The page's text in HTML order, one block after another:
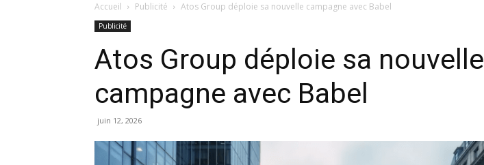
Accueil Publicité Atos Group déploie sa nouvelle campagne avec Babel
Publicité
Atos Group déploie sa nouvelle
campagne avec Babel
juin 12, 2026